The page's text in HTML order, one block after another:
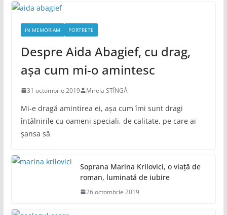
IN MEMORIAM PORTRETE
Despre Aida Abagief, cu drag,
așa cum mi-o amintesc
31 octombrie 2019 Mirela STÎNGĂ
Mi-e dragă amintirea ei, așa cum îmi sunt dragi
întâlnirile cu oameni speciali, de calitate, pe care ai
șansa să
Soprana Marina Krilovici, o viață de
roman, luminată de iubire
26 octombrie 2019